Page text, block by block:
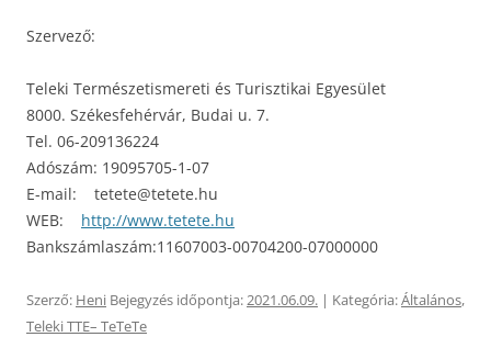
Szervező:
Teleki Természetismereti és Turisztikai Egyesület
8000. Székesfehérvár, Budai u. 7.
Tel. 06-209136224
Adószám: 19095705-1-07
E-mail: tetete@tetete.hu
WEB: http://www.tetete.hu
Bankszámlaszám:11607003-00704200-07000000
Szerző: Heni Bejegyzés időpontja: 2021.06.09. | Kategória:Általános,
Teleki TTE– TeTeTe